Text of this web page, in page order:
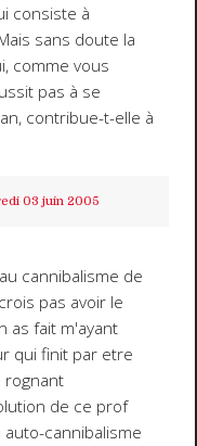
consiste à
sans doute la
comme vous
pas à se
contribue-t-elle à
03 juin 2005
cannibalisme de
pas avoir le
as fait m'ayant
qui finit par etre
rognant
de ce prof
cannibalisme